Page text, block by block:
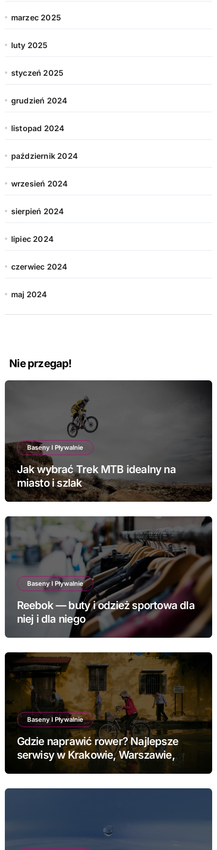
marzec 2025
luty 2025
styczeń 2025
grudzień 2024
listopad 2024
październik 2024
wrzesień 2024
sierpień 2024
lipiec 2024
czerwiec 2024
maj 2024
Nie przegap!
Baseny I Pływalnie
Jak wybrać Trek MTB idealny na
miasto i szlak
Baseny I Pływalnie
Reebok — buty i odzież sportowa dla
niej i dla niego
Baseny I Pływalnie
Gdzie naprawić rower? Najlepsze
serwisy w Krakowie, Warszawie,
Poznaniu i Łodzi